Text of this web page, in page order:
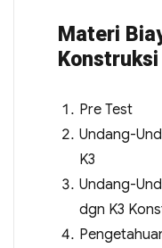
Materi
Pre Test
Undang-
K3
Undang-
dgn K3